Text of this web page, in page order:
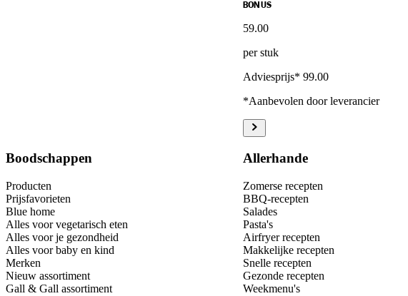
BONUS
59.00
per stuk
Adviesprijs* 99.00
*Aanbevolen door leverancier
Boodschappen
Producten
Prijsfavorieten
Blue home
Alles voor vegetarisch eten
Alles voor je gezondheid
Alles voor baby en kind
Merken
Nieuw assortiment
Gall & Gall assortiment
Allerhande
Zomerse recepten
BBQ-recepten
Salades
Pasta's
Airfryer recepten
Makkelijke recepten
Snelle recepten
Gezonde recepten
Weekmenu's